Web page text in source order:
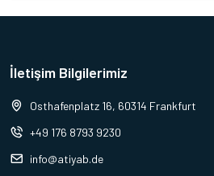
İletişim Bilgilerimiz
Osthafenplatz 16, 60314 Frankfurt
+49 176 8793 9230
info@atiyab.de